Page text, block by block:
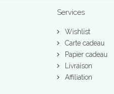
Services
Wishlist
Carte cadeau
Papier cadeau
Livraison
Affiliation